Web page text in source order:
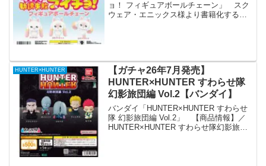
ョ！ フィギュアボールチェーン」 スク
ウェア・エニックス様より書籍化する今
HUNTER×HUNTER
【ガチャ26年7月発売】
HUNTER×HUNTER すわらせ隊
幻影旅団編 Vol.2【バンダイ】
バンダイ「HUNTER×HUNTER すわらせ
隊 幻影旅団編 Vol.2」 【商品情報】／
HUNTER×HUNTER すわらせ隊幻影旅団